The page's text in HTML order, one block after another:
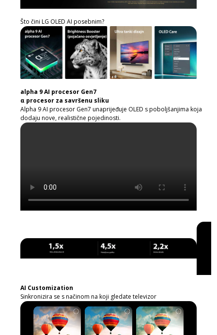
Što čini LG OLED AI posebnim?
alpha 9 AI procesor Gen7
α procesor za savršenu sliku
Alpha 9 AI procesor Gen7 unaprijeđuje OLED s poboljšanjima koja
dodaju nove, realistične pojedinosti.
AI Customization
Sinkronizira se s načinom na koji gledate televizor